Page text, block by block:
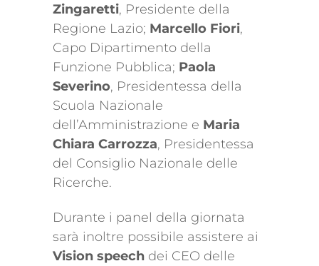
Zingaretti, Presidente della
Regione Lazio; Marcello Fiori,
Capo Dipartimento della
Funzione Pubblica; Paola
Severino, Presidentessa della
Scuola Nazionale
dell’Amministrazione e Maria
Chiara Carrozza, Presidentessa
del Consiglio Nazionale delle
Ricerche.
Durante i panel della giornata
sarà inoltre possibile assistere ai
Vision speech dei CEO delle